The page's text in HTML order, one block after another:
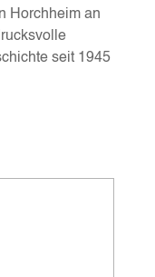
Horchheim an
seit 1945